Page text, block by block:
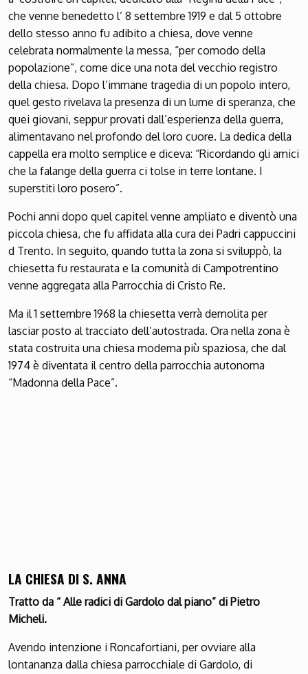
che venne benedetto l’ 8 settembre 1919 e dal 5 ottobre
dello stesso anno fu adibito a chiesa, dove venne
celebrata normalmente la messa, “per comodo della
popolazione”, come dice una nota del vecchio registro
della chiesa. Dopo l’immane tragedia di un popolo intero,
quel gesto rivelava la presenza di un lume di speranza, che
quei giovani, seppur provati dall’esperienza della guerra,
alimentavano nel profondo del loro cuore. La dedica della
cappella era molto semplice e diceva: “Ricordando gli amici
che la falange della guerra ci tolse in terre lontane. I
superstiti loro posero”.
Pochi anni dopo quel capitel venne ampliato e diventò una
piccola chiesa, che fu affidata alla cura dei Padri cappuccini
d Trento. In seguito, quando tutta la zona si sviluppò, la
chiesetta fu restaurata e la comunità di Campotrentino
venne aggregata alla Parrocchia di Cristo Re.
Ma il 1 settembre 1968 la chiesetta verrà demolita per
lasciar posto al tracciato dell’autostrada. Ora nella zona è
stata costruita una chiesa moderna più spaziosa, che dal
1974 è diventata il centro della parrocchia autonoma
“Madonna della Pace”.
LA CHIESA DI S. ANNA
Tratto da “ Alle radici di Gardolo dal piano” di Pietro
Micheli.
Avendo intenzione i Roncafortiani, per ovviare alla
lontananza dalla chiesa parrocchiale di Gardolo, di